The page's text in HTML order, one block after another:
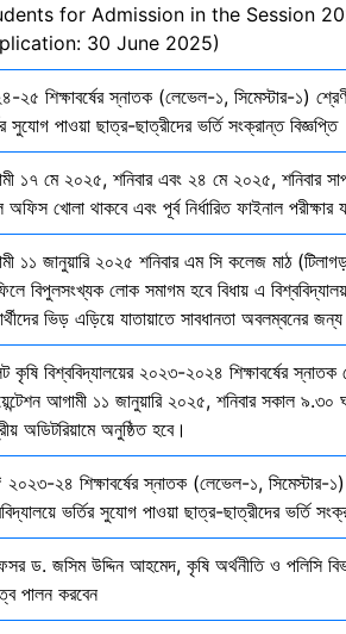
for Admission in the Session
30 June 2025)
২৫ শিক্ষাবর্ষের স্নাতক (লেভেল-১, সিমেস্টার-১)
সুযোগ পাওয়া ছাত্র-ছাত্রীদের ভর্তি সংক্রান্ত বিজ্ঞপ্তি
১৭ মে ২০২৫, শনিবার এবং ২৪ মে ২০২৫, শনিবার
খোলা থাকবে এবং পূর্ব নির্ধারিত ফাইনাল পরীক্ষার
১১ জানুয়ারি ২০২৫ শনিবার এম সি কলেজ মাঠ
বিপুলসংখ্যক লোক সমাগম হবে বিধায় এ
ভিড় এড়িয়ে যাতায়াতে সাবধানতা অবলম্বনের
কৃষি বিশ্ববিদ্যালয়ের ২০২৩-২০২৪ শিক্ষাবর্ষের
আগামী ১১ জানুয়ারি ২০২৫, শনিবার সকাল ৯.৩০
অডিটরিয়ামে অনুষ্ঠিত হবে।
২৪ শিক্ষাবর্ষের স্নাতক (লেভেল-১, সিমেস্টার-১)
ভর্তির সুযোগ পাওয়া ছাত্র-ছাত্রীদের ভর্তি
ড. জসিম উদ্দিন আহমেদ, কৃষি অর্থনীতি ও পলিসি
পালন করবেন